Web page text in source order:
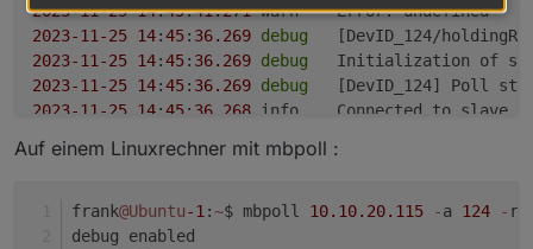
2023-11-25 14:45:41.271
2023-11-25 14:45: 36.269 debug
[DevID_124/
2023-11-25 14:45: 36.269 debug
2023-11-25 14:45: 36.269 debug
[DevID_124] Poll
2023-11 -25 14:45: 36.268
	info	Connected to slave
2023 -11-25 14: 45: 36.179 debug
-11-25 14:45:36.179 debug
	Initialize Objects
-11-25 14:45:
Auf einem Linuxrechner mit mbpoll :
frank@Ubuntu-1:~$ mbpoll 10.10.20.115 -a 124 - r
debug enabled